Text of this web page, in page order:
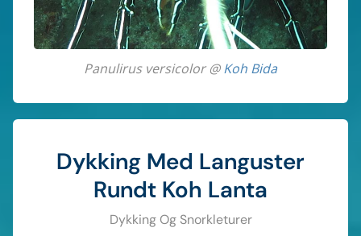
Panulirus versicolor @Koh Bida
Dykking Med Languster
Rundt Koh Lanta
Dykking Og Snorkleturer